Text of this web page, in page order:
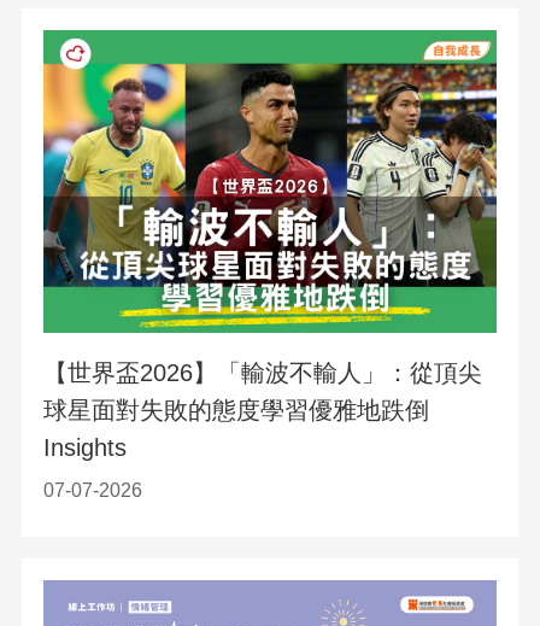
【世界盃2026】「輸波不輸人」：從頂尖
球星面對失敗的態度學習優雅地跌倒
Insights
07-07-2026